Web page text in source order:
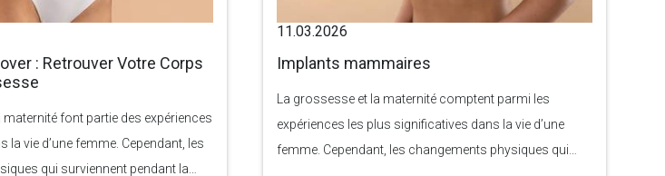
: Retrouver Votre Corps
maternité font partie des expériences
la vie d’une femme. Cependant, les
qui surviennent pendant la
11.03.2026
Implants mammaires
La grossesse et la maternité comptent parmi les
expériences les plus significatives dans la vie d’une
femme. Cependant, les changements physiques qui